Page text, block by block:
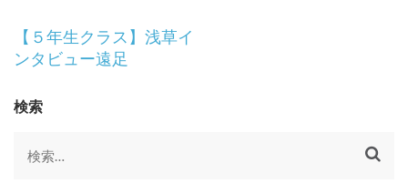
投
稿
ビ
ゲ
ー
シ
【５年生クラス】浅草イ
ンタビュー遠足
検索
検